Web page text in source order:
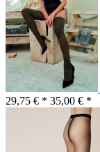
29,75 € * 35,00 € *